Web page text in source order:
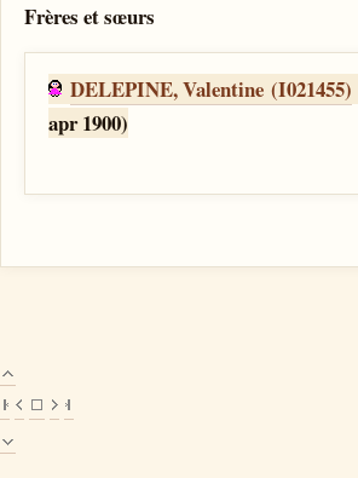
Frères et sœurs
DELEPINE, Valentine (I021455)
apr 1900)